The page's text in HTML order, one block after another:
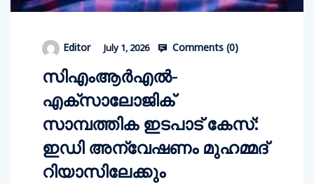
Editor July 1, 2026 Comments (0)
സിഎംആര്‍എല്‍-
എക്സാലോജിക്
സാമ്പത്തിക ഇടപാട് കേസ്:
ഇഡി അന്വേഷണം മുഹമ്മദ്
റിയാസിലേക്കും